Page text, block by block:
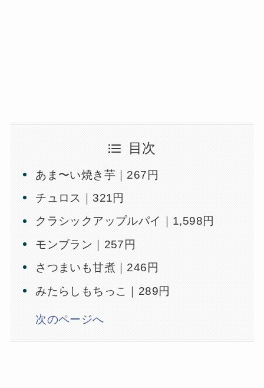
目次
あま〜い焼き芋｜267円
チュロス｜321円
クラシックアップルパイ｜1,598円
モンブラン｜257円
さつまいも甘煮｜246円
みたらしもちっこ｜289円
次のページへ